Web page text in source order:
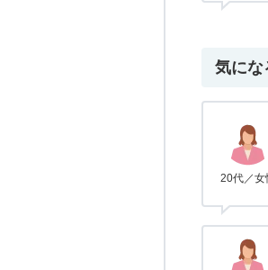
気にな
20代／女